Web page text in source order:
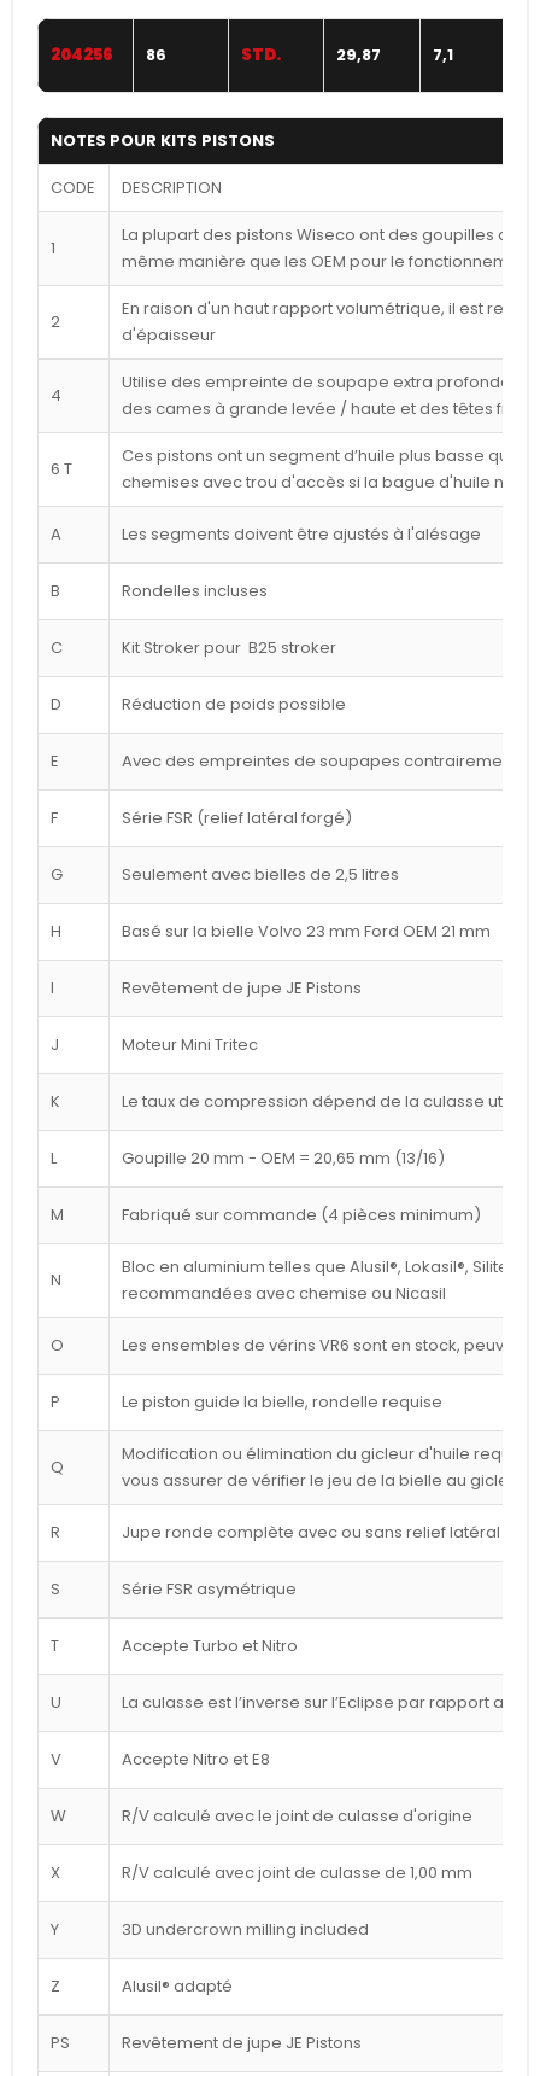
204256 86 STD. 29,87 7,1
NOTES POUR KITS PISTONS
CODE DESCRIPTION
1
La plupart des pistons Wiseco ont des goupilles
même manière que les OEM pour le
2
En raison d'un haut rapport volumétrique, il est
d'épaisseur
4
Utilise des empreinte de soupape extra profondes
des cames à grande levée / haute et des têtes
6 T
Ces pistons ont un segment d’huile plus basse que
chemises avec trou d'accès si la bague d'huile
A Les segments doivent être ajustés à l'alésage
B Rondelles incluses
C Kit Stroker pour B25 stroker
D Réduction de poids possible
E Avec des empreintes de soupapes contrairement à
F Série FSR (relief latéral forgé)
G Seulement avec bielles de 2,5 litres
H Basé sur la bielle Volvo 23 mm Ford OEM 21 mm
I Revêtement de jupe JE Pistons
J Moteur Mini Tritec
K Le taux de compression dépend de la culasse
L Goupille 20 mm - OEM = 20,65 mm (13/16)
M Fabriqué sur commande (4 pièces minimum)
N
Bloc en aluminium telles que Alusil®, Lokasil®, Silitec®,
recommandées avec chemise ou Nicasil
O Les ensembles de vérins VR6 sont en stock, peuvent
P Le piston guide la bielle, rondelle requise
Q
Modification ou élimination du gicleur d'huile
vous assurer de vérifier le jeu de la bielle au gicleur
R Jupe ronde complète avec ou sans relief latéral
S Série FSR asymétrique
T Accepte Turbo et Nitro
U La culasse est l’inverse sur l’Eclipse par rapport au
V Accepte Nitro et E8
W R/V calculé avec le joint de culasse d'origine
X R/V calculé avec joint de culasse de 1,00 mm
Y 3D undercrown milling included
Z Alusil® adapté
PS Revêtement de jupe JE Pistons